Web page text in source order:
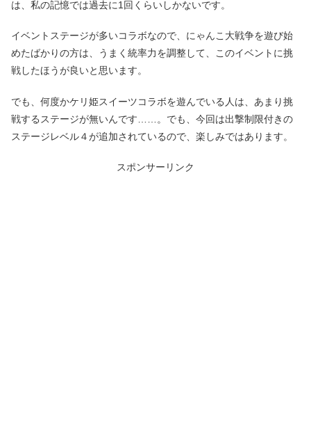
は、私の記憶では過去に1回くらいしかないです。
イベントステージが多いコラボなので、にゃんこ大戦争を遊び始
めたばかりの方は、うまく統率力を調整して、このイベントに挑
戦したほうが良いと思います。
でも、何度かケリ姫スイーツコラボを遊んでいる人は、あまり挑
戦するステージが無いんです……。でも、今回は出撃制限付きの
ステージレベル４が追加されているので、楽しみではあります。
スポンサーリンク